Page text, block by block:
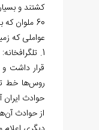
کشتند و
60 ملوان که به ایستگاه دریایی ما [روس‌ها] تعلق داشتند، ما را همراهی می‌کردند.»
عواملی که
1.
قرار داشت و
روس‌ها خط
حوادث ایران
از حوادث